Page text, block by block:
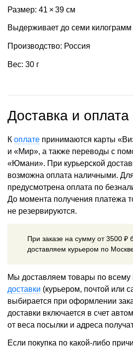
Размер: 41 × 39 см
Выдерживает до семи килограмм
Производство: Россия
Вес: 30 г
Доставка и оплата
К оплате принимаются карты
и «Мир», а также переводы с
«Юмани». При курьерской
возможна оплата наличными.
предусмотрена оплата по
До момента получения платежа
не резервируются.
При заказе на сумму от 3500 ₽
доставляем курьером по
Мы доставляем товары по всему
доставки (курьером, почтой или
выбирается при оформлении
доставки включается в счет
от веса посылки и адреса
Если покупка по какой-либо